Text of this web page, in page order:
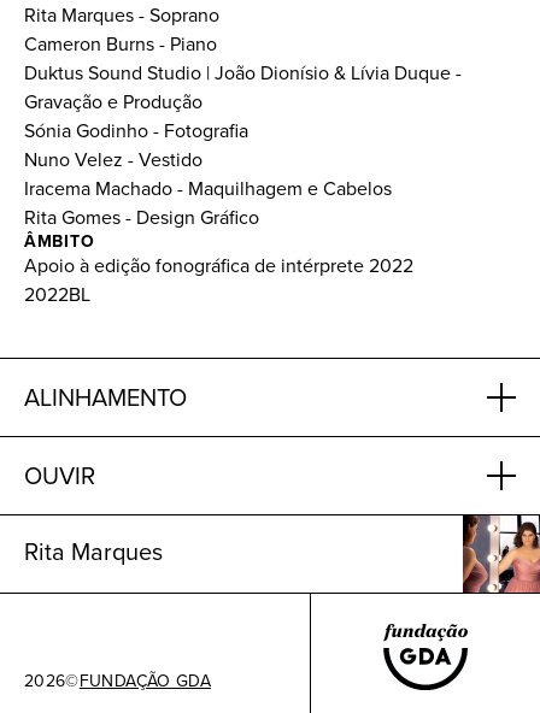
Rita Marques - Soprano
Cameron Burns - Piano
Duktus Sound Studio | João Dionísio & Lívia Duque -
Gravação e Produção
Sónia Godinho - Fotografia
Nuno Velez - Vestido
Iracema Machado - Maquilhagem e Cabelos
Rita Gomes - Design Gráfico
ÂMBITO
Apoio à edição fonográfica de intérprete 2022
2022BL
ALINHAMENTO
OUVIR
Rita Marques
2026©FUNDAÇÃO GDA